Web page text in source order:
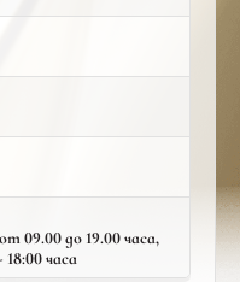
09.00 до 19.00 часа,
часа